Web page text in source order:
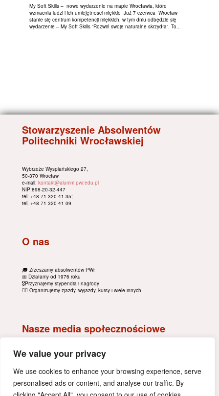
We value your privacy
We use cookies to enhance your browsing experience, serve
personalised ads or content, and analyse our traffic. By
My Soft Skills – nowe wydarzenie na mapie Wrocławia, które
wzmacnia ludzi i ich umiejętności miękkie Już 7 czerwca Wrocław
stanie się centrum kompetencji miękkich, w tym dniu odbędzie się
wydarzenie – My Soft Skills “Rozwiń swoje naturalne skrzydła”. To...
Stowarzyszenie Absolwentów
Politechniki Wrocławskiej
Wybrzeże Wyspiańskiego 27,
50-370 Wrocław
e-mail: kontakt@alumni.pwr.edu.pl
NIP:898-20-32-447
tel. +48 71 320 41 35;
tel. +48 71 320 41 09
O nas
🎓 Zrzeszamy absolwentów PWr
📅 Działamy od 1976 roku
🎖Przyznajemy stypendia i nagrody
🚴‍♂️ Organizujemy zjazdy, wyjazdy, kursy i wiele innych
Nasze media społecznościowe
polityka prywatności